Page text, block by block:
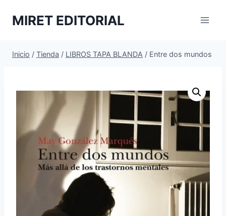
MIRET EDITORIAL
Inicio / Tienda / LIBROS TAPA BLANDA / Entre dos mundos